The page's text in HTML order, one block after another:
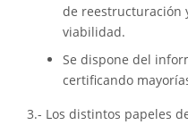
de reestructuración
viabilidad.
Se dispone del
certificando
3.- Los distintos papeles